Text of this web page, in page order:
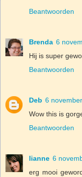
Beantwoorden
Brenda 6
Hij is super
Beantwoorden
Deb 6
Wow this is
Beantwoorden
lianne 6
erg mooi